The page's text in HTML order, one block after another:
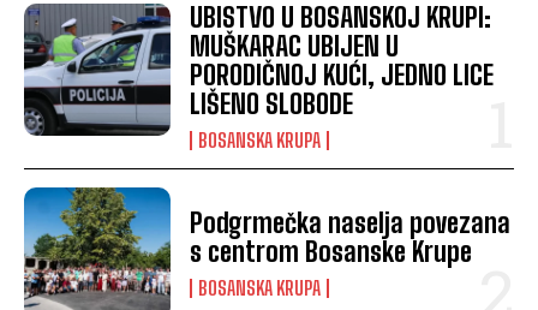
UBISTVO U BOSANSKOJ KRUPI:
MUŠKARAC UBIJEN U
PORODIČNOJ KUĆI, JEDNO LICE
LIŠENO SLOBODE
BOSANSKA KRUPA
Podgrmečka naselja povezana
s centrom Bosanske Krupe
BOSANSKA KRUPA